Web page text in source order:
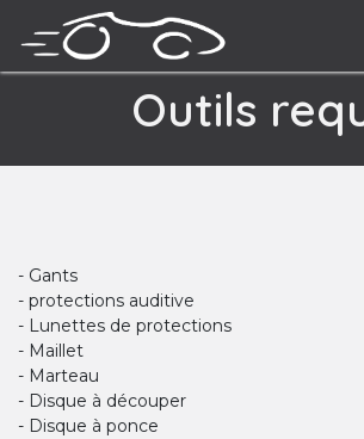
Se rendre au contenu
Outils
- Gants
- protections auditive
- Lunettes de protections
- Maillet
- Marteau
- Disque à découper
- Disque à ponce